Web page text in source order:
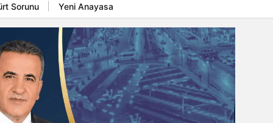
Sorunu Yeni Anayasa